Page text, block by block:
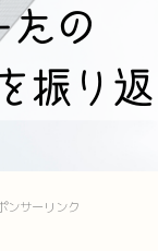
ンサーリンク